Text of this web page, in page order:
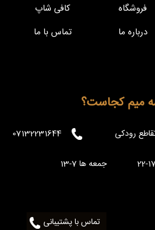
تماس با پشتیبانی
فروشگاه
کافی شاپ
درباره ما تماس با ما
میم کجاست؟
رودکی 07132231644